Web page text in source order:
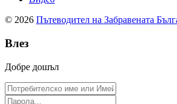
© 2026 Пътеводител на Забравената
Влез
Добре дошъл